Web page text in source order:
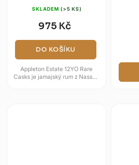
SKLADEM (>5 KS)
975 Kč
DO KOŠÍKU
Appleton Estate 12YO Rare
Casks je jamajský rum z Nassau